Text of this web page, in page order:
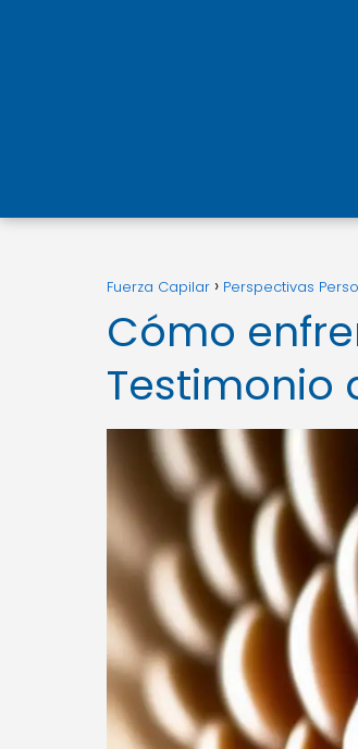
Fuerza Capilar Perspectivas
Cómo
Testimonio